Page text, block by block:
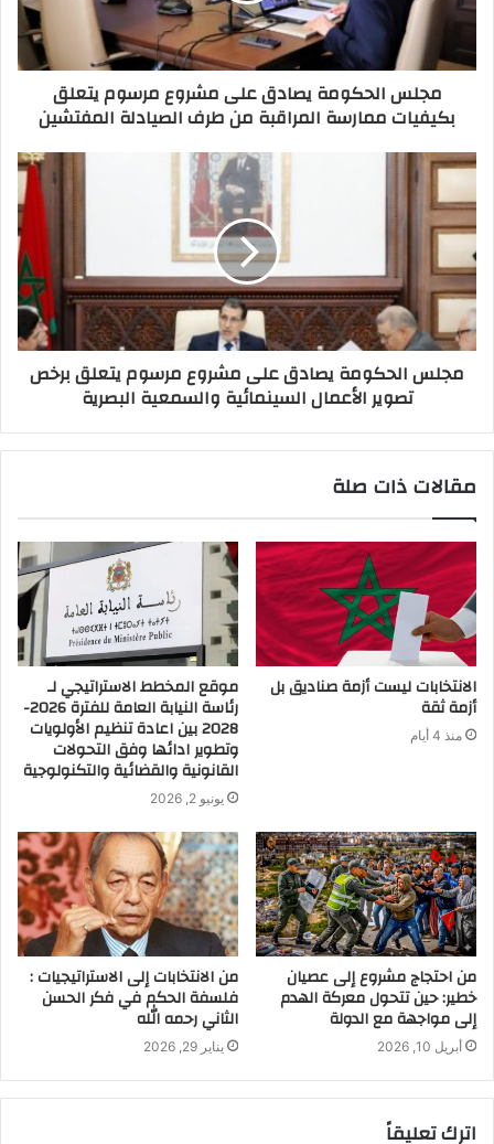
مجلس الحكومة يصادق على مشروع مرسوم يتعلق
بكيفيات ممارسة المراقبة من طرف الصيادلة المفتشين
مجلس الحكومة يصادق على مشروع مرسوم يتعلق برخص
تصوير الأعمال السينمائية والسمعية البصرية
مقالات ذات صلة
الانتخابات ليست أزمة صناديق بل
أزمة ثقة
منذ 4 أيام
موقع المخطط الاستراتيجي لـ
رئاسة النيابة العامة للفترة 2026-
2028 بين اعادة تنظيم الأولويات
وتطوير ادائها وفق التحولات
القانونية والقضائية والتكنولوجية
يونيو 2, 2026
من احتجاج مشروع إلى عصيان
خطير: حين تتحول معركة الهدم
إلى مواجهة مع الدولة
أبريل 10, 2026
من الانتخابات إلى الاستراتيجيات :
فلسفة الحكم في فكر الحسن
الثاني رحمه الله
يناير 29, 2026
اترك تعليقاً